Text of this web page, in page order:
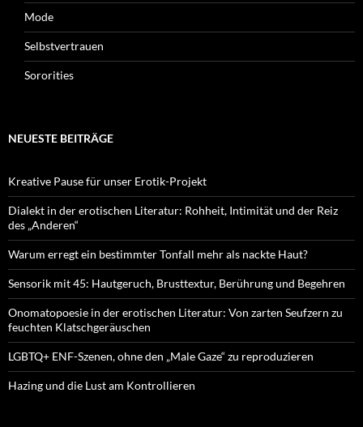
Mode
Selbstvertrauen
Sororities
NEUESTE BEITRÄGE
Kreative Pause für unser Erotik-Projekt
Dialekt in der erotischen Literatur: Rohheit, Intimität und der Reiz
des „Anderen“
Warum erregt ein bestimmter Tonfall mehr als nackte Haut?
Sensorik mit 45: Hautgeruch, Brusttextur, Berührung und Begehren
Onomatopoesie in der erotischen Literatur: Von zarten Seufzern zu
feuchten Klatschgeräuschen
LGBTQ+ ENF-Szenen, ohne den „Male Gaze“ zu reproduzieren
Hazing und die Lust am Kontrollieren